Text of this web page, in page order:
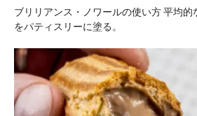
ブリリアンス・ノワールの使い方 平均
をパティスリーに塗る。
Chocolate
creams
and
custards